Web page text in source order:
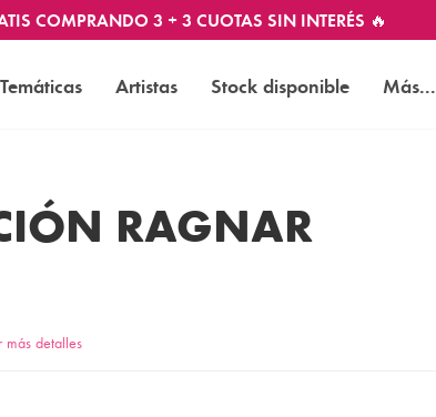
COMPRANDO 3 + 3 CUOTAS SIN INTERÉS 🔥
Temáticas Artistas Stock disponible Más...
RAGNAR
más detalles